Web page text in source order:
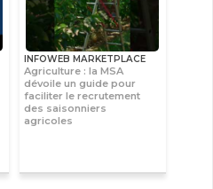
INFOWEB MARKETPLACE
Agriculture : la MSA
dévoile un guide pour
faciliter le recrutement
des saisonniers
agricoles